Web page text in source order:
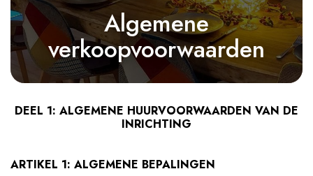
Algemene
verkoopvoorwaarden
DEEL 1: ALGEMENE HUURVOORWAARDEN VAN DE
INRICHTING
ARTIKEL 1: ALGEMENE BEPALINGEN